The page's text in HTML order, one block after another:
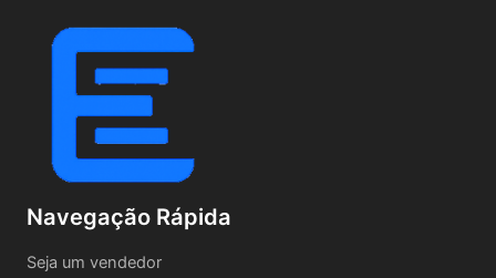
Navegação Rápida
Seja um vendedor